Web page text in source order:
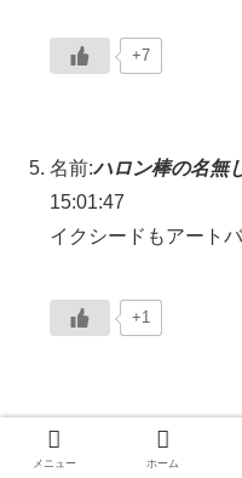
+7
名前:ハロン棒の名無
15:01:47
イクシードもアート
+1
名前: ハロン棒の名無し
15:02:14
メニュー ホーム